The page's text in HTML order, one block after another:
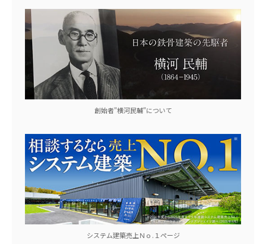
創始者"横河民輔"について
システム建築売上Ｎｏ.１ぺージ